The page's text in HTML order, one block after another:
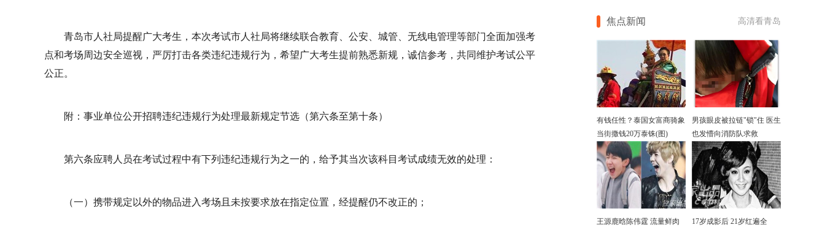
青岛市人社局提醒广大考生，本次考试市人社局将继续联合教育、公安、城管、无线电管理等部门全面加强考
点和考场周边安全巡视，严厉打击各类违纪违规行为，希望广大考生提前熟悉新规，诚信参考，共同维护考试公平
公正。
附：事业单位公开招聘违纪违规行为处理最新规定节选（第六条至第十条）
第六条应聘人员在考试过程中有下列违纪违规行为之一的，给予其当次该科目考试成绩无效的处理：
（一）携带规定以外的物品进入考场且未按要求放在指定位置，经提醒仍不改正的；
焦点新闻 高清看青岛
有钱任性？泰国女富商骑象
当街撒钱20万泰铢(图)
男孩眼皮被拉链"锁"住 医生
也发懵向消防队求救
王源鹿晗陈伟霆 流量鲜肉
17岁成影后 21岁红遍全